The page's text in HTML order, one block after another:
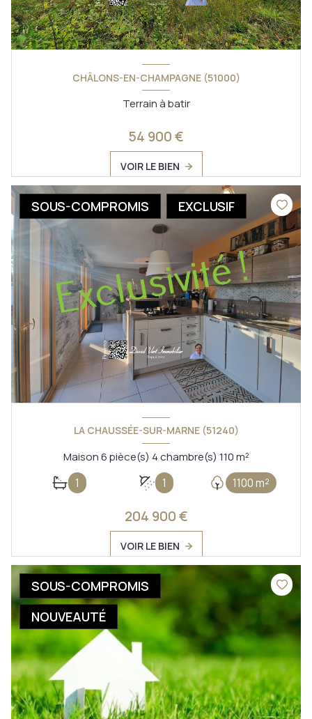
CHÂLONS-EN-CHAMPAGNE (51000)
Terrain à batir
54 900 €
VOIR LE BIEN
SOUS-COMPROMIS EXCLUSIF
LA CHAUSSÉE-SUR-MARNE (51240)
Maison 6 pièce(s) 4 chambre(s) 110 m²
1 1 1100 m²
204 900 €
VOIR LE BIEN
SOUS-COMPROMIS
NOUVEAUTÉ